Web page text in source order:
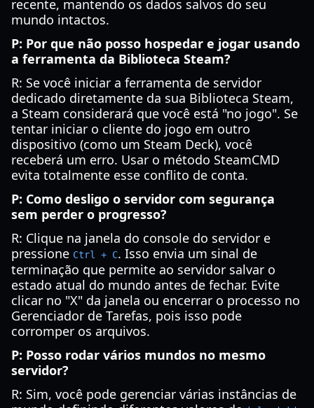
recente, mantendo os dados salvos do seu
mundo intactos.
P: Por que não posso hospedar e jogar usando
a ferramenta da Biblioteca Steam?
R: Se você iniciar a ferramenta de servidor
dedicado diretamente da sua Biblioteca Steam,
a Steam considerará que você está "no jogo". Se
tentar iniciar o cliente do jogo em outro
dispositivo (como um Steam Deck), você
receberá um erro. Usar o método SteamCMD
evita totalmente esse conflito de conta.
P: Como desligo o servidor com segurança
sem perder o progresso?
R: Clique na janela do console do servidor e
pressione Ctrl + C. Isso envia um sinal de
terminação que permite ao servidor salvar o
estado atual do mundo antes de fechar. Evite
clicar no "X" da janela ou encerrar o processo no
Gerenciador de Tarefas, pois isso pode
corromper os arquivos.
P: Posso rodar vários mundos no mesmo
servidor?
R: Sim, você pode gerenciar várias instâncias de